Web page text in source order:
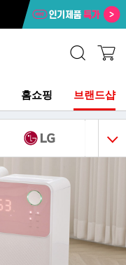
홈쇼핑 브랜드샵